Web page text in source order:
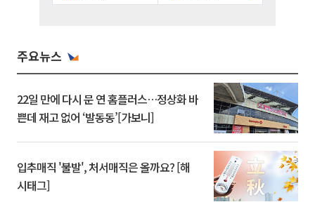
주요뉴스
22일 만에 다시 문 연 홈플러스…정상화 바
쁜데 재고 없어 ‘발동동’[가보니]
입추매직 '불발', 처서매직은 올까요? [해
시태그]